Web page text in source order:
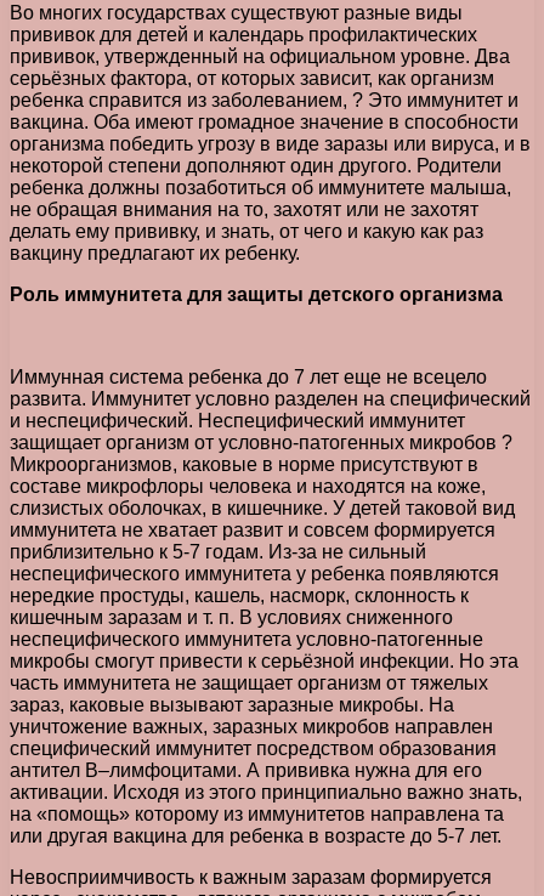
Во многих государствах существуют разные виды
прививок для детей и календарь профилактических
прививок, утвержденный на официальном уровне. Два
серьёзных фактора, от которых зависит, как организм
ребенка справится из заболеванием, ? Это иммунитет и
вакцина. Оба имеют громадное значение в способности
организма победить угрозу в виде заразы или вируса, и в
некоторой степени дополняют один другого. Родители
ребенка должны позаботиться об иммунитете малыша,
не обращая внимания на то, захотят или не захотят
делать ему прививку, и знать, от чего и какую как раз
вакцину предлагают их ребенку.
Роль иммунитета для защиты детского организма
Иммунная система ребенка до 7 лет еще не всецело
развита. Иммунитет условно разделен на специфический
и неспецифический. Неспецифический иммунитет
защищает организм от условно-патогенных микробов ?
Микроорганизмов, каковые в норме присутствуют в
составе микрофлоры человека и находятся на коже,
слизистых оболочках, в кишечнике. У детей таковой вид
иммунитета не хватает развит и совсем формируется
приблизительно к 5-7 годам. Из-за не сильный
неспецифического иммунитета у ребенка появляются
нередкие простуды, кашель, насморк, склонность к
кишечным заразам и т. п. В условиях сниженного
неспецифического иммунитета условно-патогенные
микробы смогут привести к серьёзной инфекции. Но эта
часть иммунитета не защищает организм от тяжелых
зараз, каковые вызывают заразные микробы. На
уничтожение важных, заразных микробов направлен
специфический иммунитет посредством образования
антител В–лимфоцитами. А прививка нужна для его
активации. Исходя из этого принципиально важно знать,
на «помощь» которому из иммунитетов направлена та
или другая вакцина для ребенка в возрасте до 5-7 лет.
Невосприимчивость к важным заразам формируется